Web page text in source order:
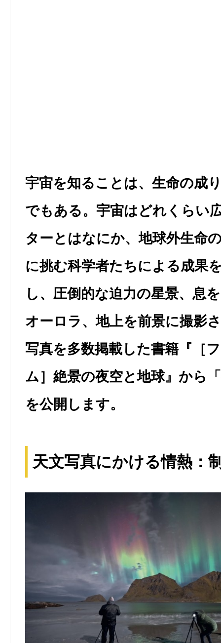
宇宙を知ることは、生命の成
でもある。宇宙はどれくらい
ターとはなにか、地球外生命
に挑む科学者たちによる成果
し、圧倒的な迫力の星景、息
オーロラ、地上を前景に撮影
写真を多数掲載した書籍『［
ム］絶景の夜空と地球』から
を公開します。
天文写真にかける情熱：